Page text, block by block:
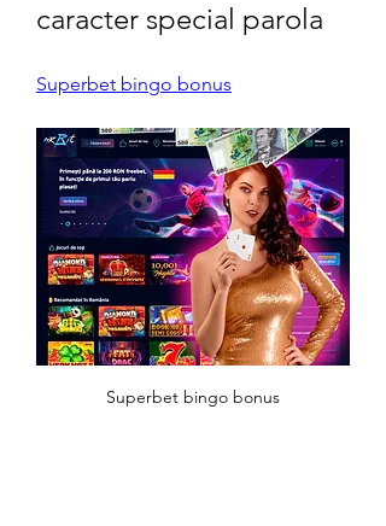
caracter special parola
Superbet bingo bonus
Superbet bingo bonus